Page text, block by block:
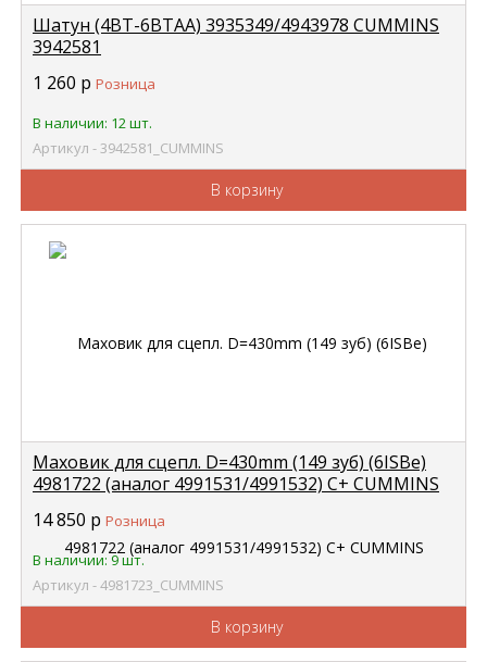
Шатун (4BT-6BTAA) 3935349/4943978 CUMMINS
3942581
1 260 р Розница
В наличии: 12 шт.
Артикул - 3942581_CUMMINS
В корзину
Маховик для сцепл. D=430mm (149 зуб) (6ISBe)
4981722 (аналог 4991531/4991532) С+ CUMMINS
14 850 р Розница
В наличии: 9 шт.
Артикул - 4981723_CUMMINS
В корзину